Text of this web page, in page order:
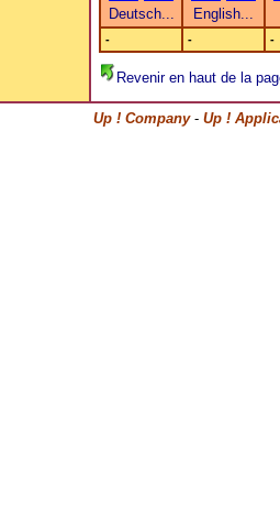
- - -
Revenir en haut de la
Up ! Company- Up !